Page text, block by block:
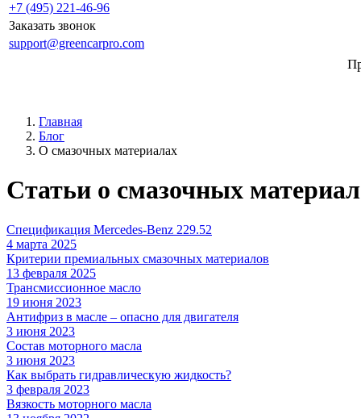
+7 (495) 221-46-96
Заказать звонок
support@greencarpro.com
Главная
Блог
О смазочных материалах
Статьи о смазочных
Спецификация Mercedes-Benz 229.52
4 марта 2025
Критерии премиальных смазочных материалов
13 февраля 2025
Трансмиссионное масло
19 июня 2023
Антифриз в масле – опасно для двигателя
3 июня 2023
Состав моторного масла
3 июня 2023
Как выбрать гидравлическую жидкость?
3 февраля 2023
Вязкость моторного масла